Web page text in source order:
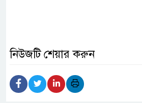
নিউজটি শেয়ার করুন